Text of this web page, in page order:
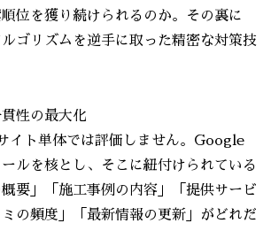
位を獲り続けられるのか。その裏に
ゴリズムを逆手に取った精密な対策技
性の最大化
イト単体では評価しません。Google
ルを核とし、そこに紐付けられている
概要」「施工事例の内容」「提供サービ
の頻度」「最新情報の更新」がどれだ